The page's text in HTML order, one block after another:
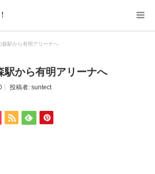
森駅から有明アリーナへ
駅から有明アリーナへ
投稿者: suntect